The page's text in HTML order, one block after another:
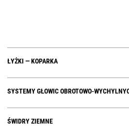
ŁYŻKI — KOPARKA
SYSTEMY GŁOWIC OBROTOWO-
ŚWIDRY ZIEMNE